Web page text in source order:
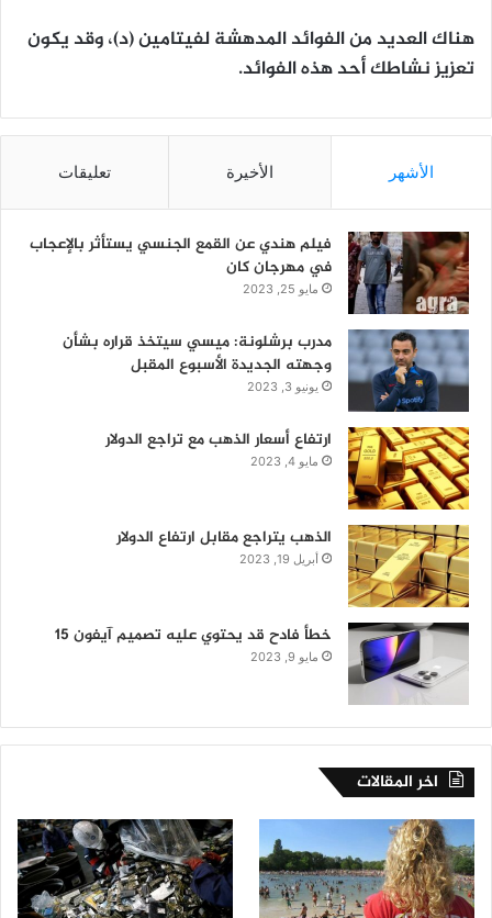
هناك العديد من الفوائد المدهشة لفيتامين (د)، وقد يكون
تعزيز نشاطك أحد هذه الفوائد.
الأشهر الأخيرة تعليقات
فيلم هندي عن القمع الجنسي يستأثر بالإعجاب
في مهرجان كان
مايو 25, 2023
مدرب برشلونة: ميسي سيتخذ قراره بشأن
وجهته الجديدة الأسبوع المقبل
يونيو 3, 2023
ارتفاع أسعار الذهب مع تراجع الدولار
مايو 4, 2023
الذهب يتراجع مقابل ارتفاع الدولار
أبريل 19, 2023
خطأ فادح قد يحتوي عليه تصميم آيفون 15
مايو 9, 2023
اخر المقالات